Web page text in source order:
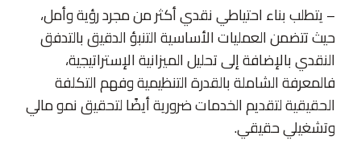
– يتطلب بناء احتياطي نقدي أكثر من مجرد رؤية وأمل،
حيث تتضمن العمليات الأساسية التنبؤ الدقيق بالتدفق
النقدي بالإضافة إلى تحليل الميزانية الإستراتيجية،
فالمعرفة الشاملة بالقدرة التنظيمية وفهم التكلفة
الحقيقية لتقديم الخدمات ضرورية أيضًا لتحقيق نمو مالي
وتشغيلي حقيقي.